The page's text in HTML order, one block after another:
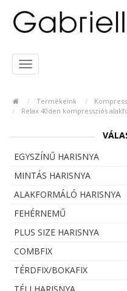
Termékeink
Relax 40den kompressziós
EGYSZÍNŰ HARISNYA
MINTÁS HARISNYA
ALAKFORMÁLÓ HARISNYA
FEHÉRNEMŰ
PLUS SIZE HARISNYA
COMBFIX
TÉRDFIX/BOKAFIX